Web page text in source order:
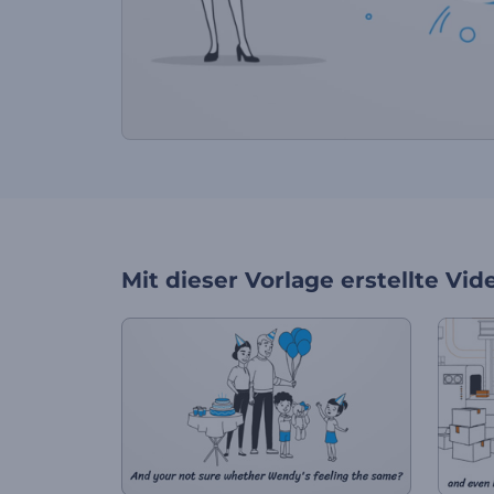
Mit dieser Vorlage erstellte